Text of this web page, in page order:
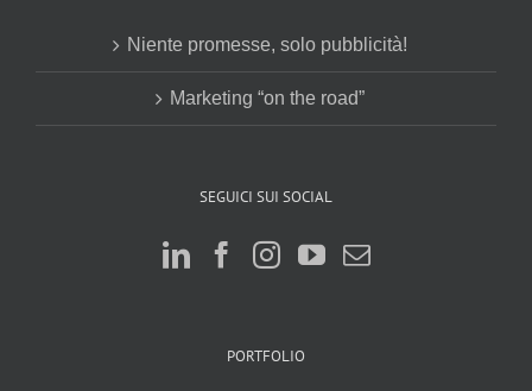
Niente promesse, solo pubblicità!
Marketing “on the road”
SEGUICI SUI SOCIAL
PORTFOLIO